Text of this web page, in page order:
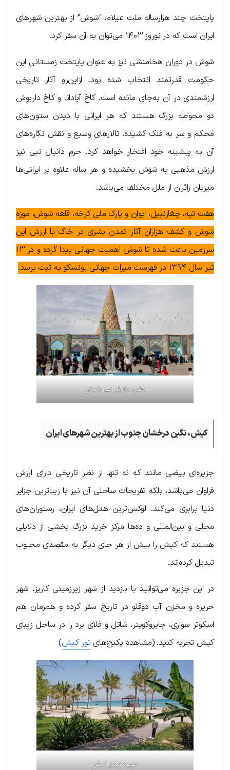
پایتخت چند هزارساله ملت عیلام، “شوش” از بهترین شهرهای
ایران است که در نوروز ۱۴۰۳ می‌توان به آن سفر کرد.
شوش در دوران هخامنشی نیز به عنوان پایتخت زمستانی این
حکومت قدرتمند انتخاب شده بود. ازاین‌رو آثار تاریخی
ارزشمندی در آن به‌جای مانده است. کاخ آپادانا و کاخ داریوش
دو محوطه بزرگ هستند که هر ایرانی با دیدن ستون‌های
محکم و سر به فلک کشیده، تالارهای وسیع و نقش نگاره‌های
آن به پیشینه خود افتخار خواهد کرد. حرم دانیال نبی نیز
ارزش مذهبی به شوش بخشیده و هر ساله علاوه بر ایرانی‌ها
میزبان زائران از ملل مختلف می‌باشد.
هفت تپه، چغازنبیل، ایوان و پارک ملی کرخه، قلعه شوش، موزه
شوش و کشف هزاران آثار تمدن بشری در خاک با ارزش این
سرزمین باعث شده تا شوش اهمیت جهانی پیدا کرده و در ۱۳
تیر سال ۱۳۹۴ در فهرست میراث جهانی یونسکو به ثبت برسد.
مقبره دانیال نبی شوش
کیش، نگین درخشان جنوب از بهترین شهرهای ایران
جزیره‌ای بیضی مانند که نه تنها از نظر تاریخی دارای ارزش
فراوان می‌باشد، بلکه تفریحات ساحلی آن نیز با زیباترین جزایر
دنیا برابری می‌کند. لوکس‌ترین هتل‌های ایران، رستوران‌های
محلی و بین‌المللی و ده‌ها مرکز خرید بزرگ بخشی از دلایلی
هستند که کیش را بیش از هر جای دیگر به مقصدی محبوب
تبدیل کرده‌اند.
در این جزیره می‌توانید با بازدید از شهر زیرزمینی کاریز، شهر
حریره و مخزن آب دوقلو در تاریخ سفر کرده و همزمان هم
اسکوتر سواری، جایروکوپتر، شاتل و فلای برد را در ساحل زیبای
کیش تجربه کنید. (مشاهده پکیج‌های تور کیش)
جزیره زیبای کیش